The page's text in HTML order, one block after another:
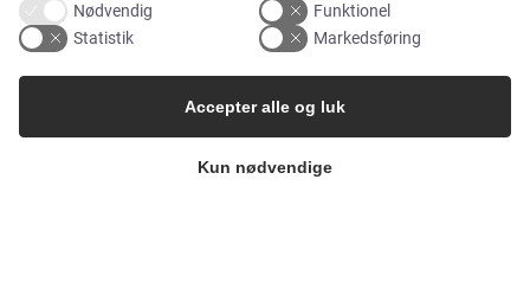
Food & Beverage
Nødvendig
Funktionel
Statistik
Markedsføring
Kun nødvendige
Accepter alle og luk